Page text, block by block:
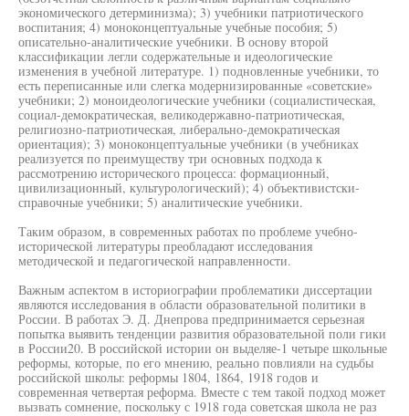
экономического детерминизма); 3) учебники патриотического
воспитания; 4) моноконцептуальные учебные пособия; 5)
описательно-аналитические учебники. В основу второй
классификации легли содержательные и идеологические
изменения в учебной литературе. 1) подновленные учебники, то
есть переписанные или слегка модернизированные «советские»
учебники; 2) моноидеологические учебники (социалистическая,
социал-демократическая, великодержавно-патриотическая,
религиозно-патриотическая, либерально-демократическая
ориентация); 3) моноконцептуальные учебники (в учебниках
реализуется по преимуществу три основных подхода к
рассмотрению исторического процесса: формационный,
цивилизационный, культурологический); 4) объективистски-
справочные учебники; 5) аналитические учебники.
Таким образом, в современных работах по проблеме учебно-
исторической литературы преобладают исследования
методической и педагогической направленности.
Важным аспектом в историографии проблематики диссертации
являются исследования в области образовательной политики в
России. В работах Э. Д. Днепрова предпринимается серьезная
попытка выявить тенденции развития образовательной поли гики
в России20. В российской истории он выделяе-1 четыре школьные
реформы, которые, по его мнению, реально повлияли на судьбы
российской школы: реформы 1804, 1864, 1918 годов и
современная четвертая реформа. Вместе с тем такой подход может
вызвать сомнение, поскольку с 1918 года советская школа не раз